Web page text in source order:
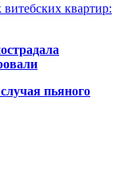
квартир:
пьяного